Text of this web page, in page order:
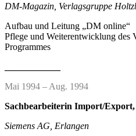
DM-Magazin, Verlagsgruppe
Aufbau und Leitung „DM online“
Pflege und Weiterentwicklung des
Programmes
Mai 1994 – Aug. 1994
Sachbearbeiterin Import/
Siemens AG, Erlangen